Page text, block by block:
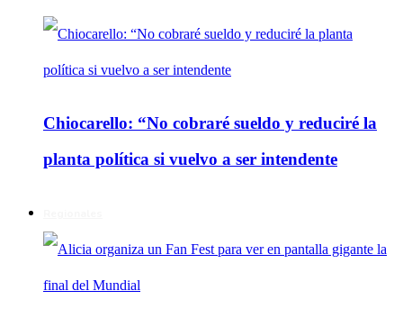
Chiocarello: “No cobraré sueldo y reduciré la
planta política si vuelvo a ser intendente